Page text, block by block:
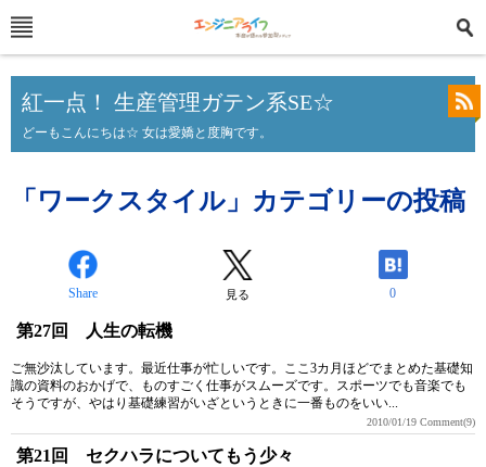
紅一点！ 生産管理ガテン系SE☆
どーもこんにちは☆ 女は愛嬌と度胸です。
「ワークスタイル」カテゴリーの投稿
Share 見る 0
第27回 人生の転機
ご無沙汰しています。最近仕事が忙しいです。ここ3カ月ほどでまとめた基礎知
識の資料のおかげで、ものすごく仕事がスムーズです。スポーツでも音楽でも
そうですが、やはり基礎練習がいざというときに一番ものをいい...
2010/01/19 Comment(9)
第21回 セクハラについてもう少々